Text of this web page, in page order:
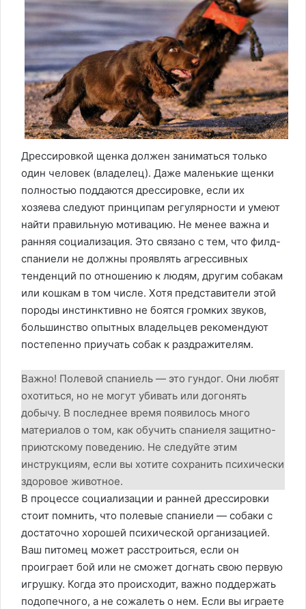
Дрессировкой щенка должен заниматься только
один человек (владелец). Даже маленькие щенки
полностью поддаются дрессировке, если их
хозяева следуют принципам регулярности и умеют
найти правильную мотивацию. Не менее важна и
ранняя социализация. Это связано с тем, что филд-
спаниели не должны проявлять агрессивных
тенденций по отношению к людям, другим собакам
или кошкам в том числе. Хотя представители этой
породы инстинктивно не боятся громких звуков,
большинство опытных владельцев рекомендуют
постепенно приучать собак к раздражителям.
Важно! Полевой спаниель — это гундог. Они любят
охотиться, но не могут убивать или догонять
добычу. В последнее время появилось много
материалов о том, как обучить спаниеля защитно-
приютскому поведению. Не следуйте этим
инструкциям, если вы хотите сохранить психически
здоровое животное.
В процессе социализации и ранней дрессировки
стоит помнить, что полевые спаниели — собаки с
достаточно хорошей психической организацией.
Ваш питомец может расстроиться, если он
проиграет бой или не сможет догнать свою первую
игрушку. Когда это происходит, важно поддержать
подопечного, а не сожалеть о нем. Если вы играете